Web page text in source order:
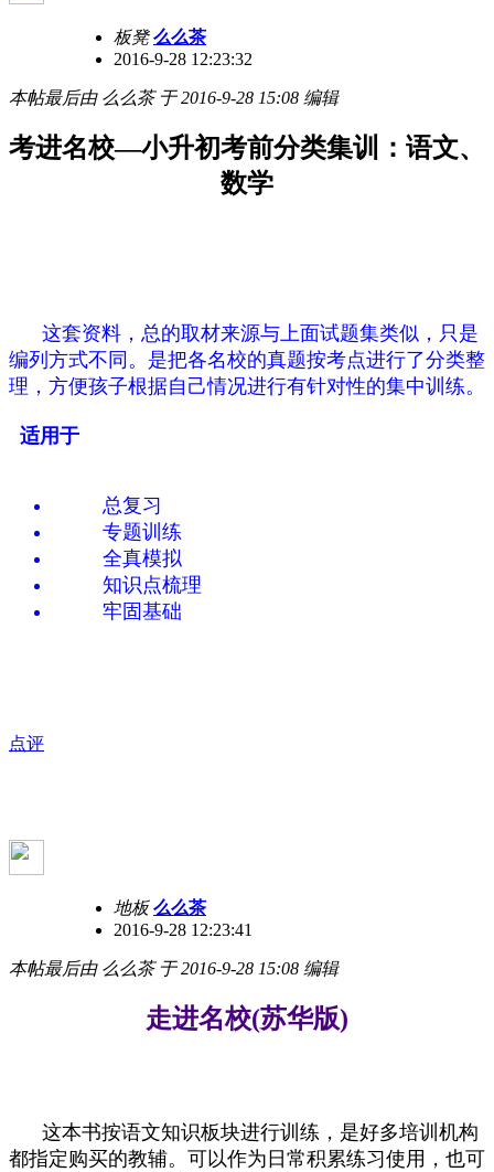
板凳 么么茶
2016-9-28 12:23:32
本帖最后由 么么茶 于 2016-9-28 15:08 编辑
考进名校—小升初考前分类集训：语文、
数学
这套资料，总的取材来源与上面试题集类似，只是
编列方式不同。是把各名校的真题按考点进行了分类整
理，方便孩子根据自己情况进行有针对性的集中训练。
适用于
总复习
专题训练
全真模拟
知识点梳理
牢固基础
点评
地板 么么茶
2016-9-28 12:23:41
本帖最后由 么么茶 于 2016-9-28 15:08 编辑
走进名校(苏华版)
这本书按语文知识板块进行训练，是好多培训机构
都指定购买的教辅。可以作为日常积累练习使用，也可